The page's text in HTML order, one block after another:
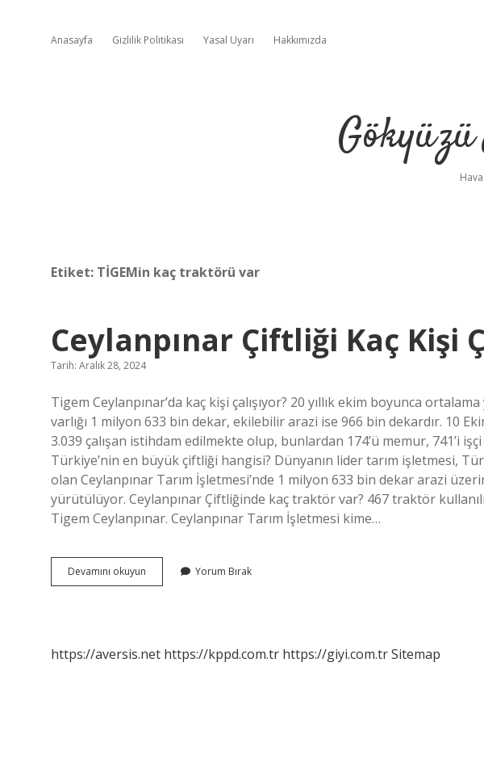
Anasayfa Gizlilik Politikası Yasal Uyarı Hakkımızda
Etiket: TİGEMin kaç traktörü var
Ceylanpınar Çiftliği Kaç Kişi
Tarih: Aralık 28, 2024
Tigem Ceylanpınar’da kaç kişi çalışıyor? 20 yıllık ekim boyunca
varlığı 1 milyon 633 bin dekar, ekilebilir arazi ise 966 bin dekardır. 10
3.039 çalışan istihdam edilmekte olup, bunlardan 174’ü memur, 741’i işçi
Türkiye’nin en büyük çiftliği hangisi? Dünyanın lider tarım işletmesi,
olan Ceylanpınar Tarım İşletmesi’nde 1 milyon 633 bin dekar arazi
yürütülüyor. Ceylanpınar Çiftliğinde kaç traktör var? 467 traktör
Tigem Ceylanpınar. Ceylanpınar Tarım İşletmesi kime…
Devamını okuyun Ceylanpınar
Çiftliği
Yorum Bırak
https://aversis.net https://kppd.com.tr https://giyi.com.trSitemap